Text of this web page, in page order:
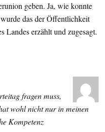
geben. Ja, wie konnte
das der Öffentlichkeit
Landes erzählt und zugesagt.
fragen muss,
wohl nicht nur in meinen
Kompetenz